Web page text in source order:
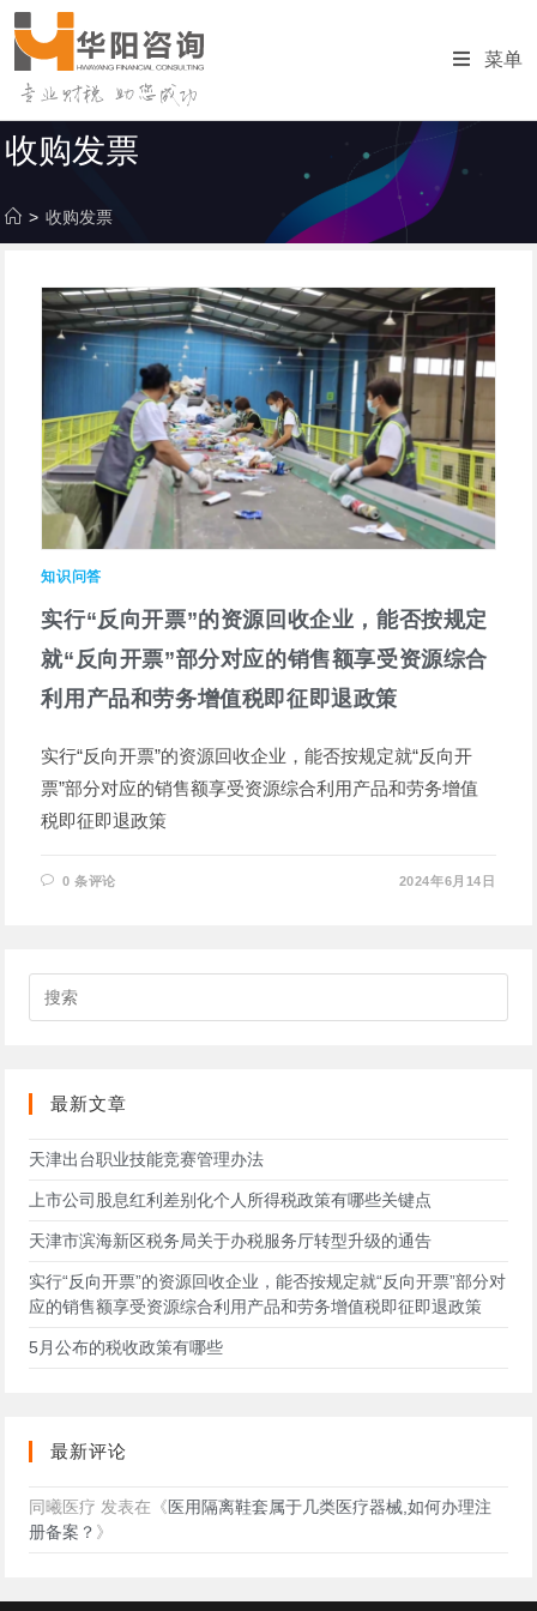
跳
转
至
容
菜单
收购发票
> 收购发票
知识问答
实行“反向开票”的资源回收企业，能否按规定
就“反向开票”部分对应的销售额享受资源综合
利用产品和劳务增值税即征即退政策
实行“反向开票”的资源回收企业，能否按规定就“反向开
票”部分对应的销售额享受资源综合利用产品和劳务增值
税即征即退政策
0 条评论 2024年6月14日
最新文章
天津出台职业技能竞赛管理办法
上市公司股息红利差别化个人所得税政策有哪些关键点
天津市滨海新区税务局关于办税服务厅转型升级的通告
实行“反向开票”的资源回收企业，能否按规定就“反向开票”部分对
应的销售额享受资源综合利用产品和劳务增值税即征即退政策
5月公布的税收政策有哪些
最新评论
同曦医疗 发表在《医用隔离鞋套属于几类医疗器械,如何办理注
册备案？ 》